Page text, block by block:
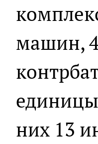
машин,
них 13